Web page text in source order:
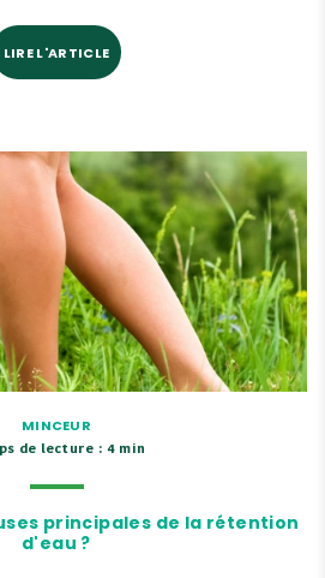
LIRE L'ARTICLE
MINCEUR
de lecture : 4 min
principales de la rétention
d'eau ?